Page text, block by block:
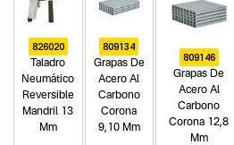
826020
Taladro
Neumático
Reversible
Mandril 13
Mm
809134
Grapas De
Acero Al
Carbono
Corona
9,10 Mm
809146
Grapas De
Acero Al
Carbono
Corona 12,8
Mm